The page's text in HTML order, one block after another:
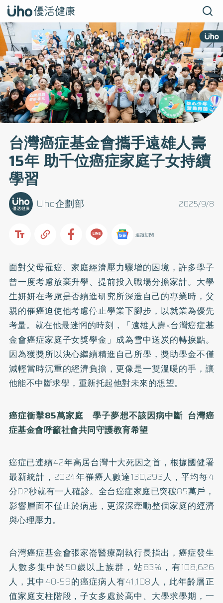
台灣癌症基金會攜手遠雄人壽
15年 助千位癌症家庭子女持續
學習
2025/9/8
Uho企劃部
追蹤訂閱
面對父母罹癌、家庭經濟壓力驟增的困境，許多學子
曾一度考慮放棄升學、提前投入職場分擔家計。大學
生妍妍在考慮是否續進研究所深造自己的專業時，父
親的罹癌迫使他考慮停止學業下腳步，以就業為優先
考量。就在他最迷惘的時刻，「遠雄人壽×台灣癌症基
金會癌症家庭子女獎學金」成為雪中送炭的轉捩點。
因為獲獎所以決心繼續精進自己所學，獎助學金不僅
減輕當時沉重的經濟負擔，更像是一雙溫暖的手，讓
他能不中斷求學，重新托起他對未來的想望。
癌症衝擊85萬家庭 學子夢想不該因病中斷 台灣癌
症基金會呼籲社會共同守護教育希望
癌症已連續42年高居台灣十大死因之首，根據國健署
最新統計，2024年罹癌人數達130,293人，平均每4
分02秒就有一人確診。全台癌症家庭已突破85萬戶，
影響層面不僅止於病患，更深深牽動整個家庭的經濟
與心理壓力。
台灣癌症基金會張家崙醫療副執行長指出，癌症發生
人數多集中於50歲以上族群，站83%，有108,626
人，其中40-59的癌症病人有41,108人，此年齡層正
值家庭支柱階段，子女多處於高中、大學求學期，一